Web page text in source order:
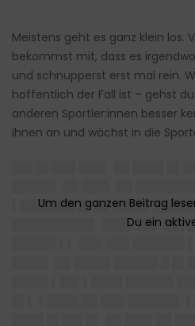
Meistens geht es ganz klein los.
bekommst mit, dass es
und schnupperst erst mal rein.
hoffentlich der Fall ist – gehst
anderen Sportler:innen besser
ihnen an und wächst in die
▌███████ █▌██
██████████▌ ███▌ ██▌